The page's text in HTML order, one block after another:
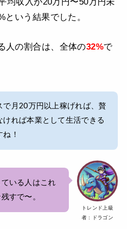
均収入が20万円〜50万円未
という結果でした。
人の割合は、全体の32%で
で月20万円以上稼げれば、贅
ければ本業として生活できる
ね！
トレンド上級
者：ドラゴン
ている人はこれ
すで〜。